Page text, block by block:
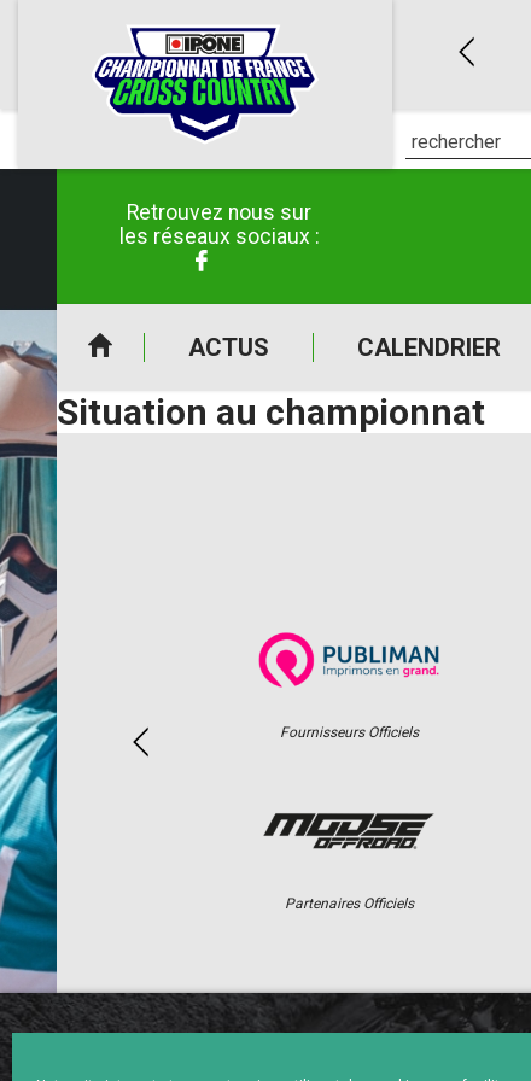
Retrouvez nous sur
les réseaux sociaux :
ACTUS CALENDRIER
CROSS COUNTRY IPONE
au 26/04/2026
CHAMPIONNAT DE FRANCE CROSS COUNTRY IPONE
du 30/05/2026 au 31/05/2026
Situation au championnat
Fournisseurs Officiels
Partenaires Officiels